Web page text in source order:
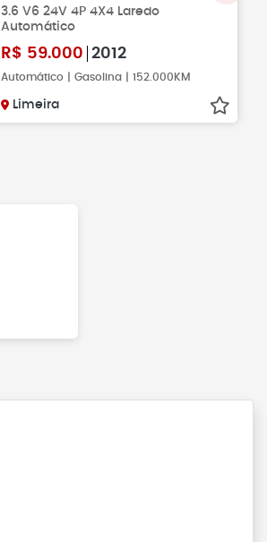
3.6 V6 24V 4P 4X4 Laredo
Automático
R$ 59.000 2012
Automático | Gasolina | 152.000KM
Limeira